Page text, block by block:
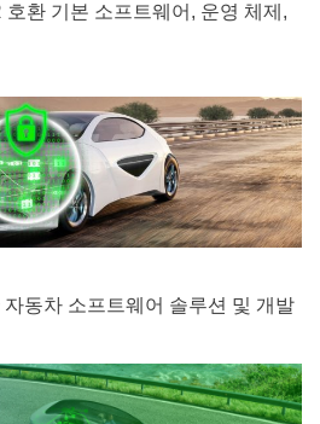
환 기본 소프트웨어, 운영 체제,
동차 소프트웨어 솔루션 및 개발